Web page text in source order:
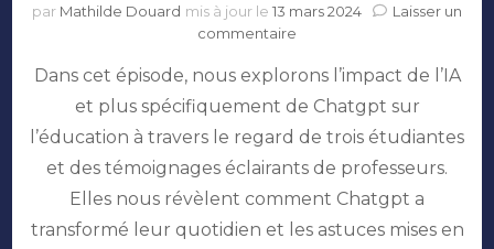
par Mathilde Douard mis à jour le 13 mars 2024
Laisser un
commentaire
#5:
ChatGPT
les
salles
classe
:
Dans cet épisode, nous explorons l’impact de l’IA
et plus spécifiquement de Chatgpt sur
l’éducation à travers le regard de trois étudiantes
et des témoignages éclairants de professeurs.
Elles nous révèlent comment Chatgpt a
transformé leur quotidien et les astuces mises en